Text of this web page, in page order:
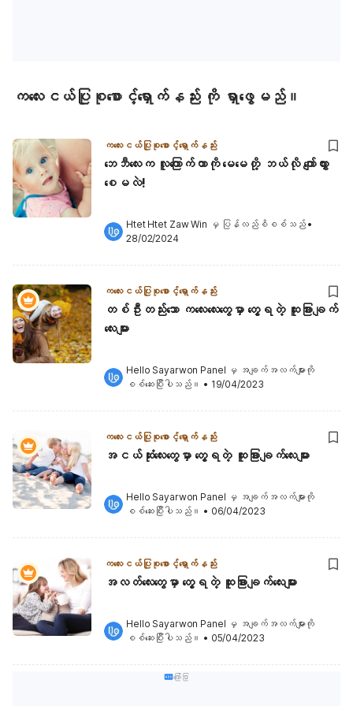
ကလေးငယ်ပြုစုစောင့်ရှောက်နည်း ကို ရှာဖွေမည်။
ကလေးငယ်ပြုစုစောင့်ရှောက်နည်း
ဘေဘီလေးက လူကြောက်တာကို မေမေတို့ ဘယ်လို ကျော်လွှား
စေမလဲ!
Htet Htet Zaw Win မှ ပြန်လည်စိစစ်သည် •
28/02/2024
ကလေးငယ်ပြုစုစောင့်ရှောက်နည်း
တစ်ဦးတည်းသော ကလေးလေးတွေမှာ တွေ့ရတဲ့ ထူးခြားချက်
လေးများ
Hello Sayarwon Panel မှ အချက်အလက်များကို
စစ်ဆေးပြီးပါသည်။ • 19/04/2023
ကလေးငယ်ပြုစုစောင့်ရှောက်နည်း
အငယ်ဆုံးလေးတွေမှာ တွေ့ရတဲ့ ထူးခြားချက်လေးများ
Hello Sayarwon Panel မှ အချက်အလက်များကို
စစ်ဆေးပြီးပါသည်။ • 06/04/2023
ကလေးငယ်ပြုစုစောင့်ရှောက်နည်း
အလတ်လေးတွေမှာ တွေ့ရတဲ့ ထူးခြားချက်လေးများ
Hello Sayarwon Panel မှ အချက်အလက်များကို
စစ်ဆေးပြီးပါသည်။ • 05/04/2023
ကြော်ငြာ